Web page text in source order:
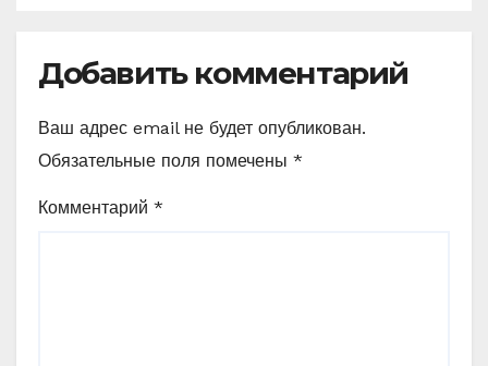
Добавить комментарий
Ваш адрес email не будет опубликован.
Обязательные поля помечены *
Комментарий *